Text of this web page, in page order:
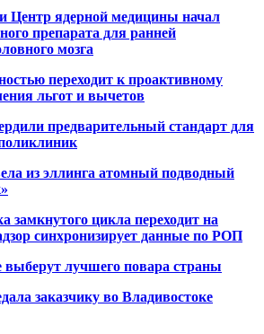
Центр ядерной медицины начал
препарата для ранней
мозга
переходит к проактивному
льгот и вычетов
предварительный стандарт для
из эллинга атомный подводный
замкнутого цикла переходит на
синхронизирует данные по РОП
выберут лучшего повара страны
заказчику во Владивостоке